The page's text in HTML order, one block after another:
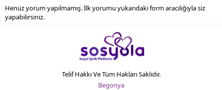
Henüz yorum yapılmamış. İlk yorumu yukarıdaki form aracılığıyla siz
yapabilirsiniz.
Telif Hakkı Ve Tüm Hakları Saklıdır.
Begonya